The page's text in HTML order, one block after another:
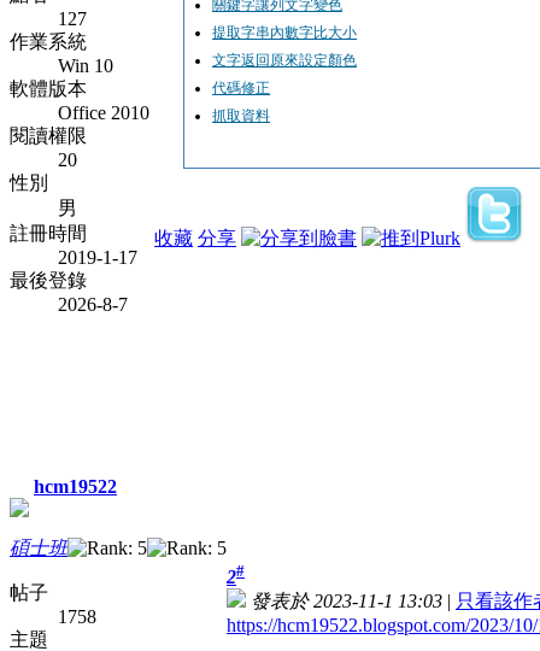
127
作業系統
Win 10
軟體版本
Office 2010
閱讀權限
20
性別
男
註冊時間
2019-1-17
最後登錄
2026-8-7
關鍵字讓列文字變色
提取字串內數字比大小
文字返回原來設定顏色
代碼修正
抓取資料
收藏 分享
hcm19522
碩士班
帖子
1758
主題
2#
發表於 2023-11-1 13:03 | 只看該作
https://hcm19522.blogspot.com/2023/